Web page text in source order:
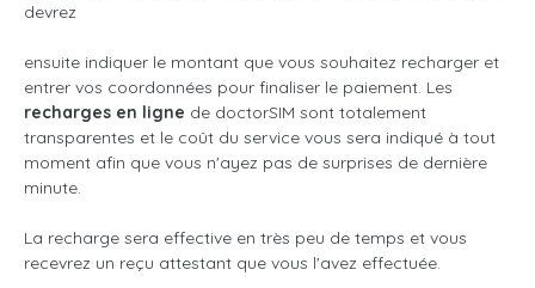
devrez
ensuite indiquer le montant que vous souhaitez recharger et
entrer vos coordonnées pour finaliser le paiement. Les
recharges en ligne de doctorSIM sont totalement
transparentes et le coût du service vous sera indiqué à tout
moment afin que vous n'ayez pas de surprises de dernière
minute.
La recharge sera effective en très peu de temps et vous
recevrez un reçu attestant que vous l'avez effectuée.